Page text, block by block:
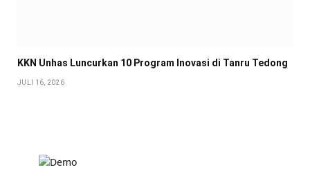
KKN Unhas Luncurkan 10 Program Inovasi di Tanru Tedong
JULI 16, 2026